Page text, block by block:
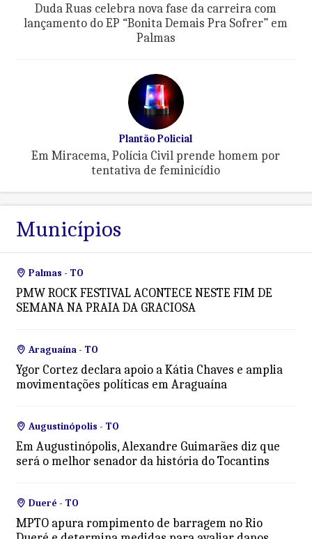
Duda Ruas celebra nova fase da carreira com
lançamento do EP “Bonita Demais Pra Sofrer” em
Palmas
Plantão Policial
Em Miracema, Polícia Civil prende homem por
tentativa de feminicídio
Municípios
Palmas - TO
PMW ROCK FESTIVAL ACONTECE NESTE FIM DE
SEMANA NA PRAIA DA GRACIOSA
Araguaína - TO
Ygor Cortez declara apoio a Kátia Chaves e amplia
movimentações políticas em Araguaína
Augustinópolis - TO
Em Augustinópolis, Alexandre Guimarães diz que
será o melhor senador da história do Tocantins
Dueré - TO
MPTO apura rompimento de barragem no Rio